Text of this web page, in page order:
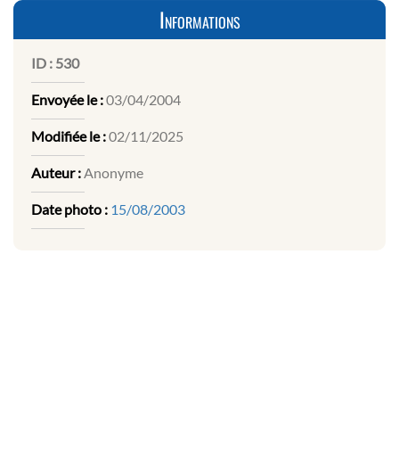
Informations
ID : 530
Envoyée le :03/04/2004
Modifiée le :02/11/2025
Auteur :Anonyme
Date photo : 15/08/2003